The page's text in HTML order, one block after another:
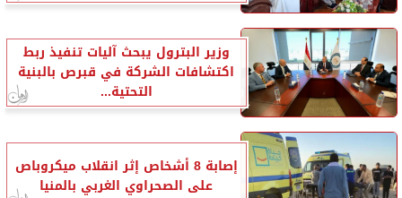
وزير البترول يبحث آليات تنفيذ ربط
اكتشافات الشركة في قبرص بالبنية
التحتية...
إصابة 8 أشخاص إثر انقلاب ميكروباص
على الصحراوي الغربي بالمنيا